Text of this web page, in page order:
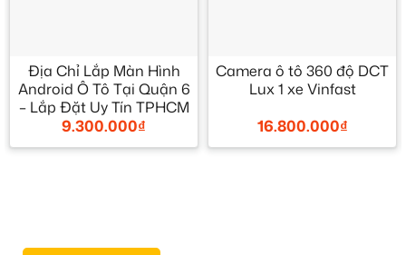
Địa Chỉ Lắp Màn Hình
Android Ô Tô Tại Quận 6
– Lắp Đặt Uy Tín TPHCM
9.300.000₫
Camera ô tô 360 độ DCT
Lux 1 xe Vinfast
16.800.000₫